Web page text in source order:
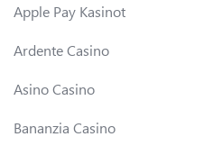
Apple Pay Kasinot
Ardente Casino
Asino Casino
Bananzia Casino